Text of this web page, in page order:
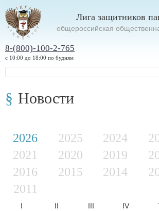
Лига защитников
oбщероссийская
8-(800)-100-2-765
с 10:00 до 18:00 по будням
Новости
2026 2025 2024
2021
2020 2019
2016
2015 2014
2011
I II III IV